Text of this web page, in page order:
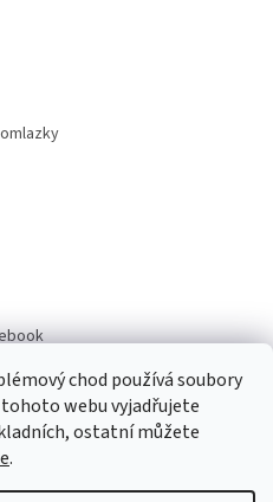
chod používá soubory
webu vyjadřujete
ostatní můžete
. Shoptet